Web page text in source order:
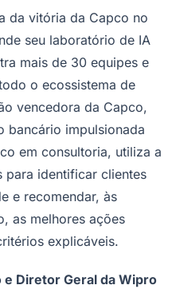
da vitória da Capco no
seu laboratório de IA
mais de 30 equipes e
o ecossistema de
vencedora da Capco,
bancário impulsionada
em consultoria, utiliza a
para identificar clientes
e recomendar, às
as melhores ações
explicáveis.
Diretor Geral da Wipro